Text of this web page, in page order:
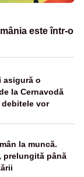
este într-o
asigură o
la Cernavodă
vor
la muncă.
prelungită până